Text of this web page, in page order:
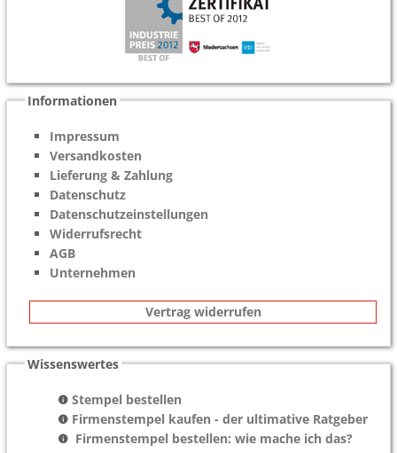
Informationen
Impressum
Versandkosten
Lieferung & Zahlung
Datenschutz
Datenschutzeinstellungen
Widerrufsrecht
AGB
Unternehmen
Vertrag widerrufen
Wissenswertes
Stempel bestellen
Firmenstempel kaufen - der ultimative Ratgeber
Firmenstempel bestellen: wie mache ich das?